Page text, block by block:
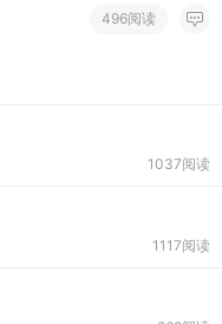
496阅读
1037阅读
1117阅读